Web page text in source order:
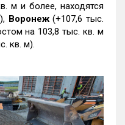
м и более, находятся
Воронеж(+107,6 тыс.
на 103,8 тыс. кв. м
кв. м).